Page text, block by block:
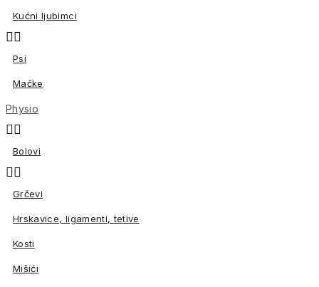
Kućni ljubimci

Psi
Mačke
Physio

Bolovi

Grčevi
Hrskavice, ligamenti, tetive
Kosti
Mišići